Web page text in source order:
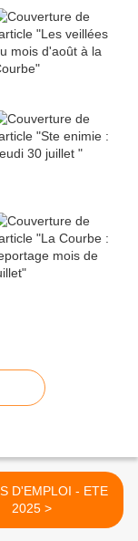
D'EMPLOI - ETE
2025 >